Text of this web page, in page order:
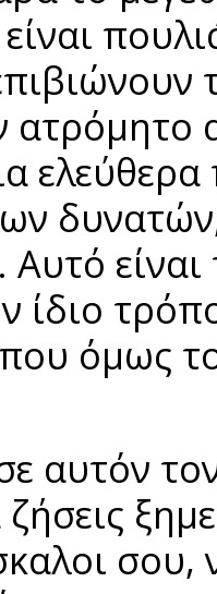
ατρόμητο
Αυτό
ίδιο
όμως
αυτόν
σου,